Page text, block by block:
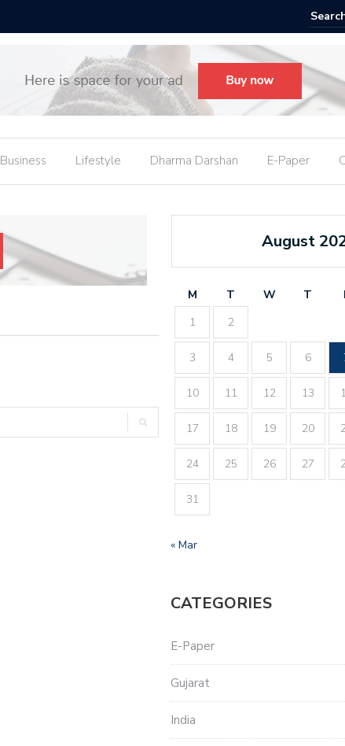
બિહારના CM નીતિશ કુમાર આપશે
Business Lifestyle Dharma Darshan E-Paper
August
M T W T
1
2
3 4 5 6
10 11 12 13
17 18 19 20
24 25 26 27
31
« Mar
CATEGORIES
E-Paper
Gujarat
India